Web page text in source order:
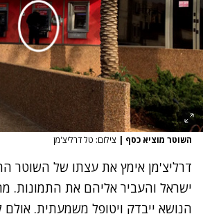
השוטר מוציא כסף | צילום: טל דרליצ'מן
דרליצ'מן אימץ את עצתו של השוטר
ישראל והעביר אליהם את התמונות.
הנושא ייבדק ויטופל משמעתית. אולם